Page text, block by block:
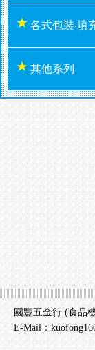
各式包裝‧填
其他系列
國豐五金行 (食品
E-Mail：